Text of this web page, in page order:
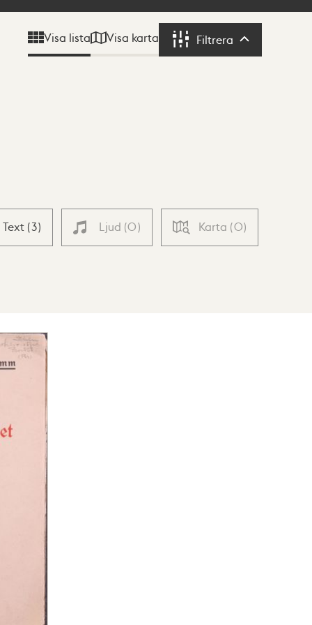
Visa lista Visa karta Filtrera Filtrera
Text (3) Ljud (0) Karta (0)